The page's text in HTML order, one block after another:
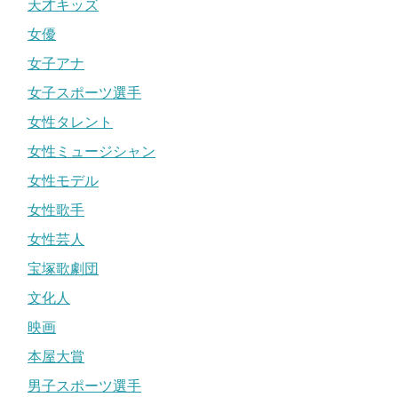
天才キッズ
女優
女子アナ
女子スポーツ選手
女性タレント
女性ミュージシャン
女性モデル
女性歌手
女性芸人
宝塚歌劇団
文化人
映画
本屋大賞
男子スポーツ選手